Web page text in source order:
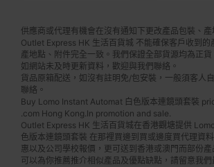
供應商或代理有機會在沒有通知下更改產品包裝、產
Outlet Express HK 生活百貨城 不能確保客戶收到的
產地點、附件完全一致。我們保證全部貨源均為正貨
如網站未及時更新資料，歡迎與我們聯絡。
貨品原箱配送，如沒有註明免/包安裝，一般須客人
聯絡。
Buy Lomo Instant Automat 白色版本連鏡頭套裝
.com Hong Kong.In promotion and sale.
Outlet Express HK 生活百貨城在香港觀塘提供
色版本連鏡頭套裝 在那裡買邊到買或邊度買代理資
惠以及公司學校報價，更可送到香港或澳門而部份
可以為你推薦推介相似產品及優點缺點，請留意我們